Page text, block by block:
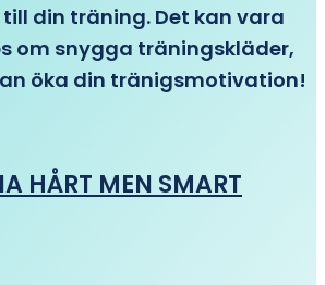
din träning. Det kan vara
om snygga träningskläder,
öka din tränigsmotivation!
HÅRT MEN SMART